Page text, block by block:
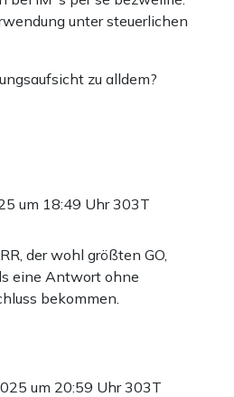
unter steuerlichen
zu alldem?
um 18:49 Uhr303T
der wohl größten GO,
eine Antwort ohne
bekommen.
um 20:59 Uhr303T